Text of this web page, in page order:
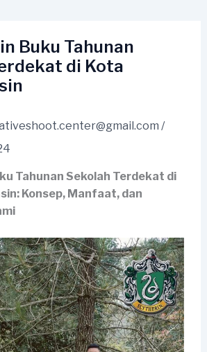
Buku Tahunan
di Kota
/
Tahunan Sekolah Terdekat di
Konsep, Manfaat, dan